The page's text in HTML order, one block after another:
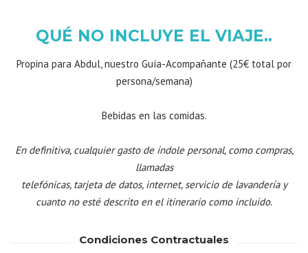
QUÉ NO INCLUYE EL VIAJE..
Propina para Abdul, nuestro Guía-Acompañante (25€ total por
persona/semana)
Bebidas en las comidas.
En definitiva, cualquier gasto de índole personal, como compras,
llamadas
telefónicas, tarjeta de datos, internet, servicio de lavandería y
cuanto no esté descrito en el itinerario como incluido.
Condiciones Contractuales